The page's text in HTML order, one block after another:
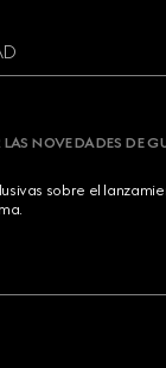
LAS NOVEDADES DE
sobre el